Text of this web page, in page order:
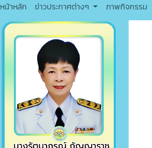
หน้าหลัก ข่าวประกาศต่างๆ ภาพกิจกรรม